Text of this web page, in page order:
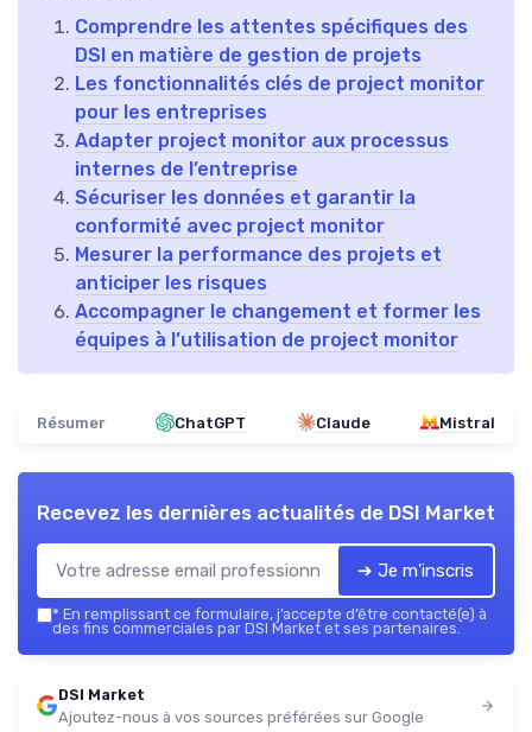
Comprendre les attentes spécifiques des
DSI en matière de gestion de projets
Les fonctionnalités clés de project monitor
pour les entreprises
Adapter project monitor aux processus
internes de l’entreprise
Sécuriser les données et garantir la
conformité avec project monitor
Mesurer la performance des projets et
anticiper les risques
Accompagner le changement et former les
équipes à l’utilisation de project monitor
Résumer ChatGPT Claude Mistral
Recevez les dernières actualités de DSI Market
➔ Je m'inscris
* En remplissant ce formulaire, j’accepte d’être contacté(e) à
des fins commerciales par DSI Market et ses partenaires.
DSI Market
Ajoutez-nous à vos sources préférées sur Google